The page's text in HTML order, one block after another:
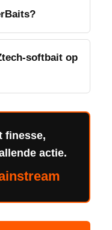
softbait op
finesse,
actie.